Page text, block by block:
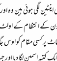
لگی ہوئی ہین وہ
پتون کے انتظام
پر کسی مقام کو اوس